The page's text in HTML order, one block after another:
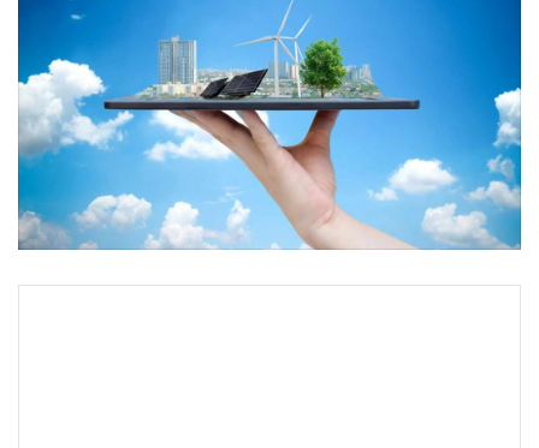
Good health & Well-being
Green Innovation & SD
• Management & HR
MGR Live
• Infographic
• การเมือง
• ท่องเที่ยว
• กีฬา